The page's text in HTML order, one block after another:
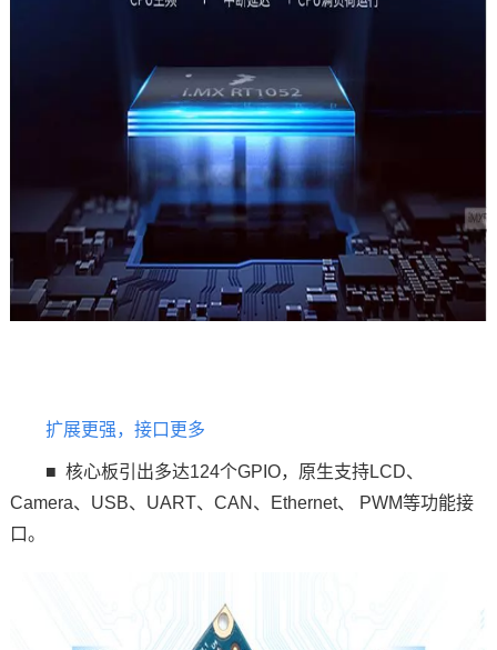
扩展更强，接口更多
■ 核心板引出多达124个GPIO，原生支持LCD、
Camera、USB、UART、CAN、Ethernet、 PWM等功能接
口。